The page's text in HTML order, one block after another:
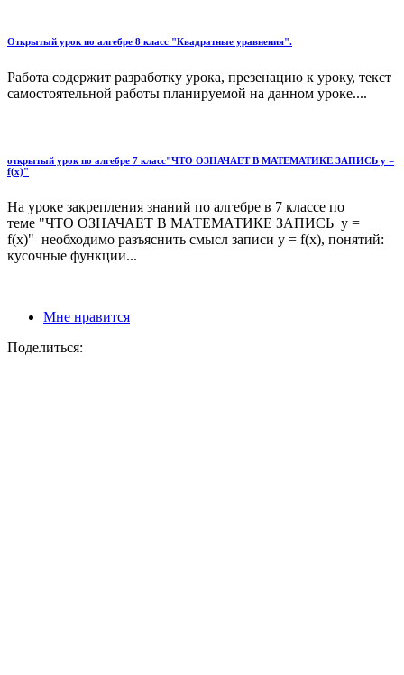
Открытый урок по алгебре 8 класс "Квадратные уравнения".
Работа содержит разработку урока, презенацию к уроку, текст
самостоятельной работы планируемой на данном уроке....
открытый урок по алгебре 7 класс"ЧТО ОЗНАЧАЕТ В МАТЕМАТИКЕ ЗАПИСЬ y =
f(x)"
На уроке закрепления знаний по алгебре в 7 классе по
теме "ЧТО ОЗНАЧАЕТ В МАТЕМАТИКЕ ЗАПИСЬ y =
f(x)" необходимо разъяснить смысл записи y = f(x), понятий:
кусочные функции...
Мне нравится
Поделиться: